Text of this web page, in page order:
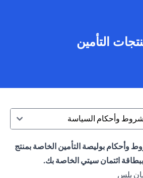
التأمين
شروط وأحكام السياسة
وأحكام بوليصة التأمين الخاصة بمنتج
ببطاقة ائتمان سيتي الخاصة بك.
بلس